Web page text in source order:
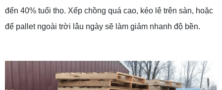
đến 40% tuổi thọ. Xếp chồng quá cao, kéo lê trên sàn, hoặc
để pallet ngoài trời lâu ngày sẽ làm giảm nhanh độ bền.